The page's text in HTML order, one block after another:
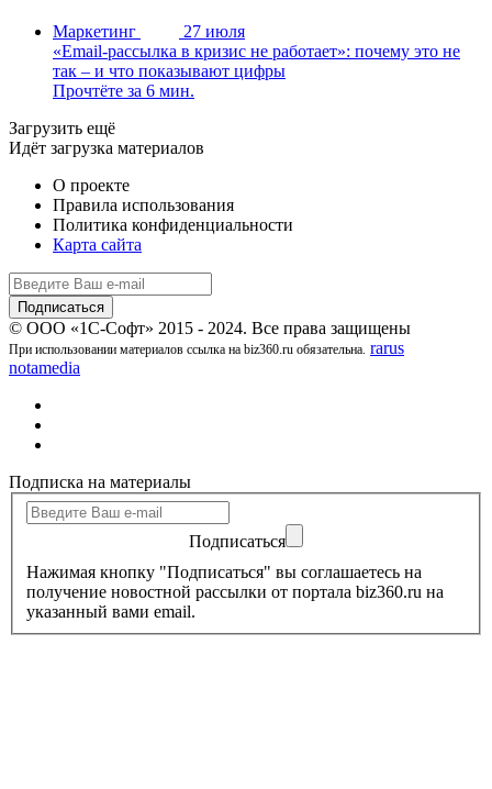
Маркетинг
27 июля
«Email-рассылка в кризис не работает»: почему это не
так – и что показывают цифры
Прочтёте за 6 мин.
Загрузить ещё
Идёт загрузка материалов
О проекте
Правила использования
Политика конфиденциальности
Карта сайта
© ООО «1С-Софт» 2015 - 2024. Все права защищены
При использовании материалов ссылка на biz360.ru обязательна. rarus
notamedia
Подписка на материалы
Подписаться
Нажимая кнопку "Подписаться" вы соглашаетесь на
получение новостной рассылки от портала biz360.ru на
указанный вами email.